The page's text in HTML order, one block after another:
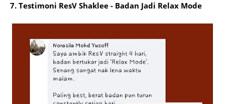
7. Testimoni ResV Shaklee - Badan Jadi Relax Mode